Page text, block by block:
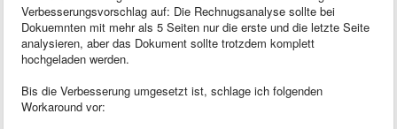
Verbesserungsvorschlag auf: Die Rechnugsanalyse sollte bei
Dokuemnten mit mehr als 5 Seiten nur die erste und die letzte Seite
analysieren, aber das Dokument sollte trotzdem komplett
hochgeladen werden.
Bis die Verbesserung umgesetzt ist, schlage ich folgenden
Workaround vor: